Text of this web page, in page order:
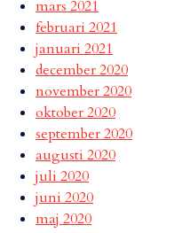
mars 2021
februari 2021
januari 2021
december 2020
november 2020
oktober 2020
september 2020
augusti 2020
juli 2020
juni 2020
maj 2020